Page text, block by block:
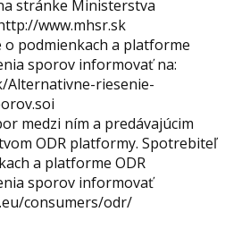
stránke Ministerstva
www.mhsr.sk
podmienkach a platforme
sporov informovať na:
Alternativne-riesenie-
medzi ním a predávajúcim
ODR platformy. Spotrebiteľ
a platforme ODR
sporov informovať
consumers/odr/